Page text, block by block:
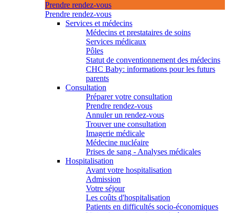
Prendre rendez-vous
Prendre rendez-vous
Services et médecins
Médecins et prestataires de soins
Services médicaux
Pôles
Statut de conventionnement des médecins
CHC Baby: informations pour les futurs
parents
Consultation
Préparer votre consultation
Prendre rendez-vous
Annuler un rendez-vous
Trouver une consultation
Imagerie médicale
Médecine nucléaire
Prises de sang - Analyses médicales
Hospitalisation
Avant votre hospitalisation
Admission
Votre séjour
Les coûts d'hospitalisation
Patients en difficultés socio-économiques